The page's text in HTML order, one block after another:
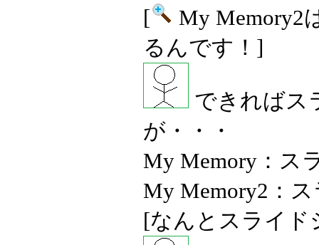
[
My Memory2
るんです！]
できればス
が・・・
My Memory：ス
My Memory2：
[なんとスライド